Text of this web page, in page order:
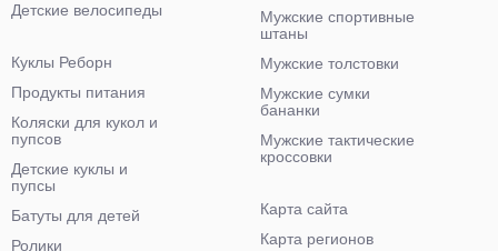
Детские велосипеды
Мужские спортивные
штаны
Мужские толстовки
Мужские сумки
бананки
Мужские тактические
кроссовки
Куклы Реборн
Продукты питания
Коляски для кукол и
пупсов
Детские куклы и
пупсы
Батуты для детей
Ролики
Карта сайта
Карта регионов